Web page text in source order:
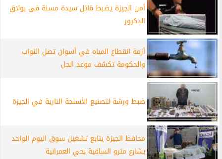
أمن الجيزة يضبط قاتل سيدة مسنة فى بولاق
الدكرور
أزمة انقطاع المياه في أسوان تصل النواب
والحكومة تكشف موعد الحل
ضبط ورشة لتصنيع الأسلحة النارية في الجيزة
محافظ الجيزة يتابع تشغيل سوق اليوم الواحد
بشارع مترو الساقية بحي العمرانية